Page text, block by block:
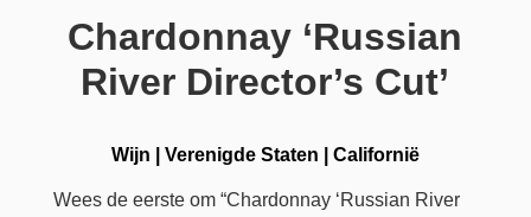
Chardonnay ‘Russian
River Director’s Cut’
Wijn Verenigde Staten Californië
Wees de eerste om “Chardonnay ‘Russian River